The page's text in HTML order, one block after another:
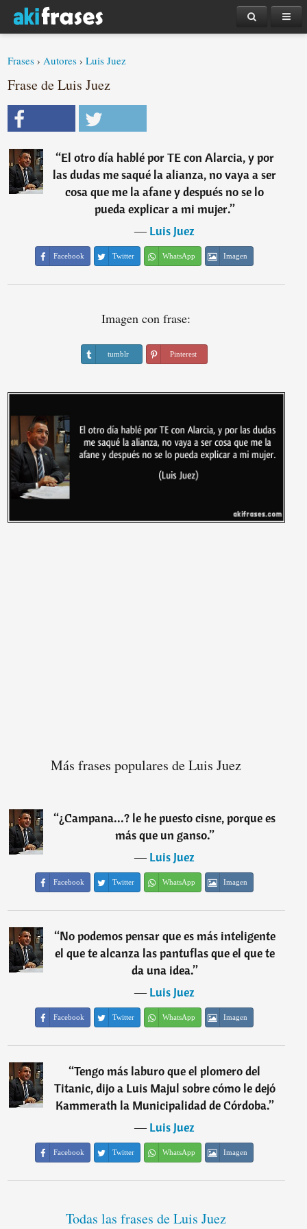
Frases ›Autores ›Luis Juez
Frase de Luis Juez
“El otro día hablé por TE con Alarcia, y por
las dudas me saqué la alianza, no vaya a ser
cosa que me la afane y después no se lo
pueda explicar a mi mujer.”
―Luis Juez
Facebook Twitter WhatsApp Imagen
Imagen con frase:
tumblr Pinterest
Más frases populares de Luis Juez
“¿Campana...? le he puesto cisne, porque es
más que un ganso.”
―Luis Juez
Facebook Twitter WhatsApp Imagen
“No podemos pensar que es más inteligente
el que te alcanza las pantuflas que el que te
da una idea.”
―Luis Juez
Facebook Twitter WhatsApp Imagen
“Tengo más laburo que el plomero del
Titanic, dijo a Luis Majul sobre cómo le dejó
Kammerath la Municipalidad de Córdoba.”
―Luis Juez
Facebook Twitter WhatsApp Imagen
Todas las frases de Luis Juez